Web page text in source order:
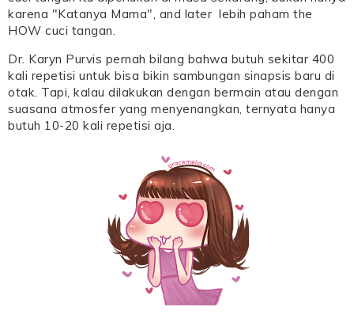
karena "Katanya Mama", and later lebih paham the
HOW cuci tangan.
Dr. Karyn Purvis pernah bilang bahwa butuh sekitar 400
kali repetisi untuk bisa bikin sambungan sinapsis baru di
otak. Tapi, kalau dilakukan dengan bermain atau dengan
suasana atmosfer yang menyenangkan, ternyata hanya
butuh 10-20 kali repetisi aja.